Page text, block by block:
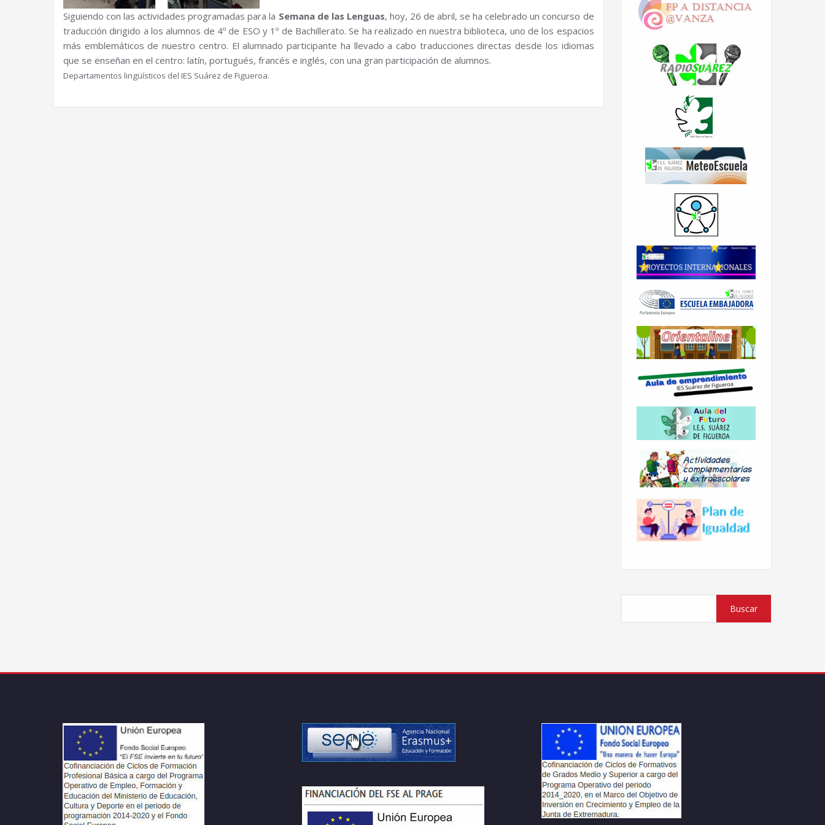
Siguiendo con las actividades programadas para la Semana de las Lenguas, hoy, 26 de abril, se ha celebrado un concurso de
traducción dirigido a los alumnos de 4º de ESO y 1º de Bachillerato. Se ha realizado en nuestra biblioteca, uno de los espacios
más emblemáticos de nuestro centro. El alumnado participante ha llevado a cabo traducciones directas desde los idiomas
que se enseñan en el centro: latín, portugués, francés e inglés, con una gran participación de alumnos.
Departamentos lingüísticos del IES Suárez de Figueroa.
Buscar